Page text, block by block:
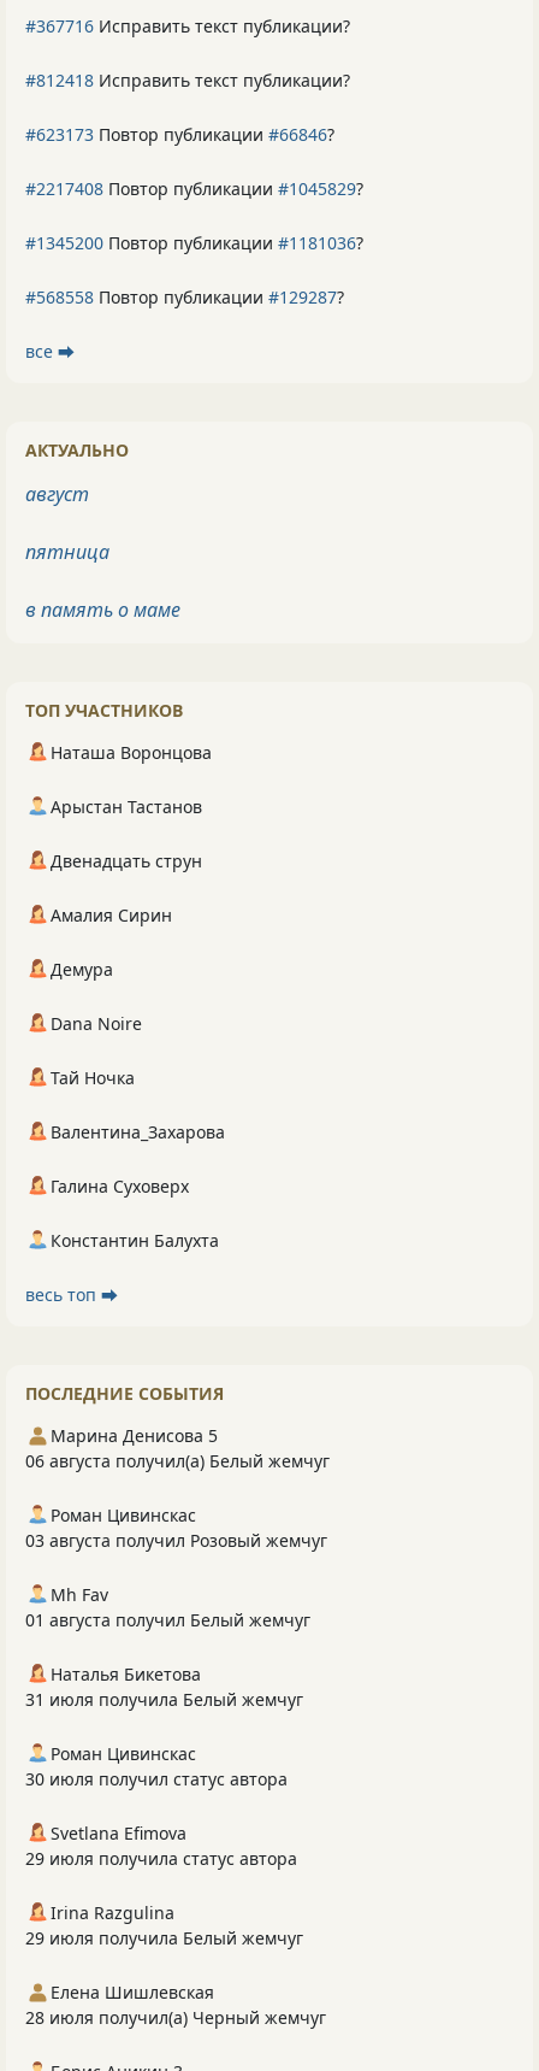
#367716 Исправить текст публикации?
#812418 Исправить текст публикации?
#623173 Повтор публикации #66846?
#2217408 Повтор публикации #1045829?
#1345200 Повтор публикации #1181036?
#568558 Повтор публикации #129287?
все ⮕
АКТУАЛЬНО
август
пятница
в память о маме
ТОП УЧАСТНИКОВ
Наташа Воронцова
Арыстан Тастанов
Двенадцать струн
Амалия Сирин
Демура
Dana Noire
Тай Ночка
Валентина_Захарова
Галина Суховерх
Константин Балухта
весь топ ⮕
ПОСЛЕДНИЕ СОБЫТИЯ
Марина Денисова 5
06 августа получил(а) Белый жемчуг
Роман Цивинскас
03 августа получил Розовый жемчуг
Mh Fav
01 августа получил Белый жемчуг
Наталья Бикетова
31 июля получила Белый жемчуг
Роман Цивинскас
30 июля получил статус автора
Svetlana Efimova
29 июля получила статус автора
Irina Razgulina
29 июля получила Белый жемчуг
Елена Шишлевская
28 июля получил(а) Черный жемчуг